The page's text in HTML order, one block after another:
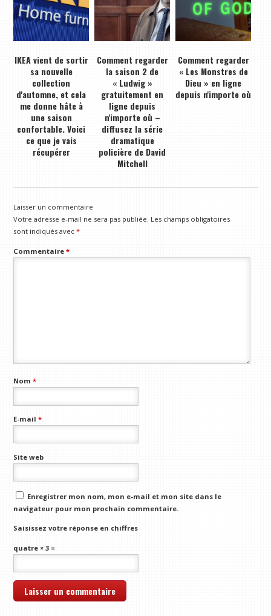
IKEA vient de sortir
sa nouvelle
collection
d'automne, et cela
me donne hâte à
une saison
confortable. Voici
ce que je vais
récupérer
Comment regarder
la saison 2 de
« Ludwig »
gratuitement en
ligne depuis
n'importe où –
diffusez la série
dramatique
policière de David
Mitchell
Comment regarder
« Les Monstres de
Dieu » en ligne
depuis n'importe où
Laisser un commentaire
Votre adresse e-mail ne sera pas publiée. Les champs obligatoires
sont indiqués avec*
Commentaire*
Nom*
E-mail*
Site web
Enregistrer mon nom, mon e-mail et mon site dans le
navigateur pour mon prochain commentaire.
Saisissez votre réponse en chiffres
quatre × 3 =